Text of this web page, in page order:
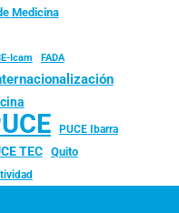
Medicina
Icam FADA
PUCE Ibarra
TEC
Quito